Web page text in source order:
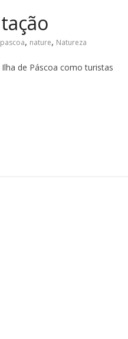
, nature, Natureza
de Páscoa como turistas